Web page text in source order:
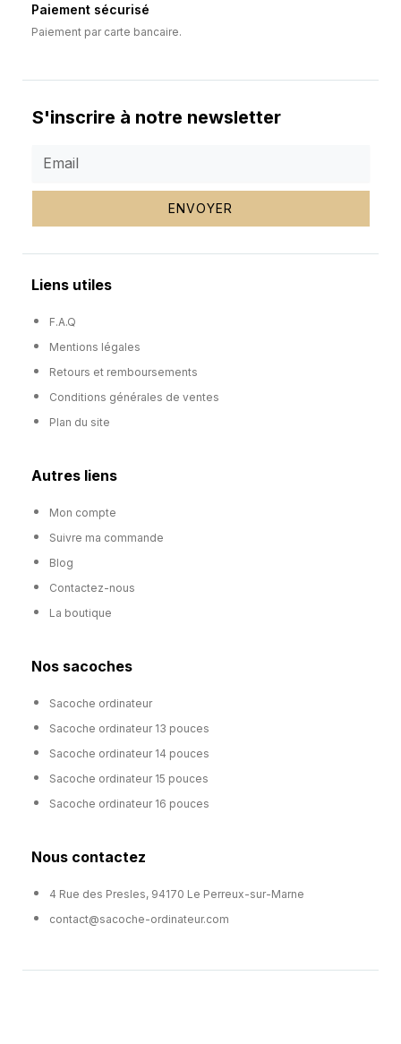
Paiement sécurisé
Paiement par carte bancaire.
S'inscrire à notre newsletter
ENVOYER
Liens utiles
F.A.Q
Mentions légales
Retours et remboursements
Conditions générales de ventes
Plan du site
Autres liens
Mon compte
Suivre ma commande
Blog
Contactez-nous
La boutique
Nos sacoches
Sacoche ordinateur
Sacoche ordinateur 13 pouces
Sacoche ordinateur 14 pouces
Sacoche ordinateur 15 pouces
Sacoche ordinateur 16 pouces
Nous contactez
4 Rue des Presles, 94170 Le Perreux-sur-Marne
contact@sacoche-ordinateur.com